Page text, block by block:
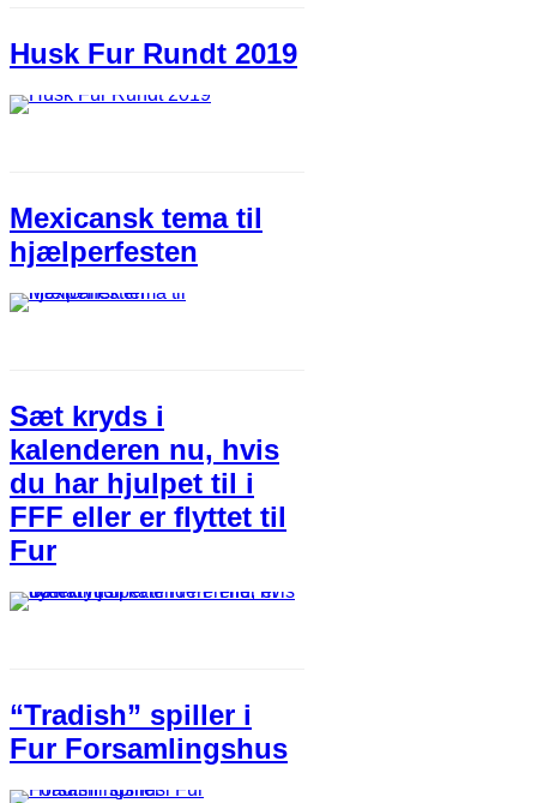
Husk Fur Rundt 2019
Mexicansk tema til
hjælperfesten
Sæt kryds i
kalenderen nu, hvis
du har hjulpet til i
FFF eller er flyttet til
Fur
“Tradish” spiller i
Fur Forsamlingshus